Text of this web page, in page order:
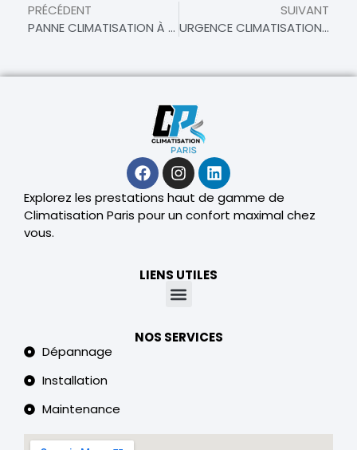
PRÉCÉDENT
PANNE CLIMATISATION À LIVRY GARGAN
SUIVANT
URGENCE CLIMATISATION À LIVRY GARGAN – INTERVENTION RAPIDE ET EFFICACE
Explorez les prestations haut de gamme de
Climatisation Paris pour un confort maximal chez
vous.
LIENS UTILES
NOS SERVICES
Dépannage
Installation
Maintenance